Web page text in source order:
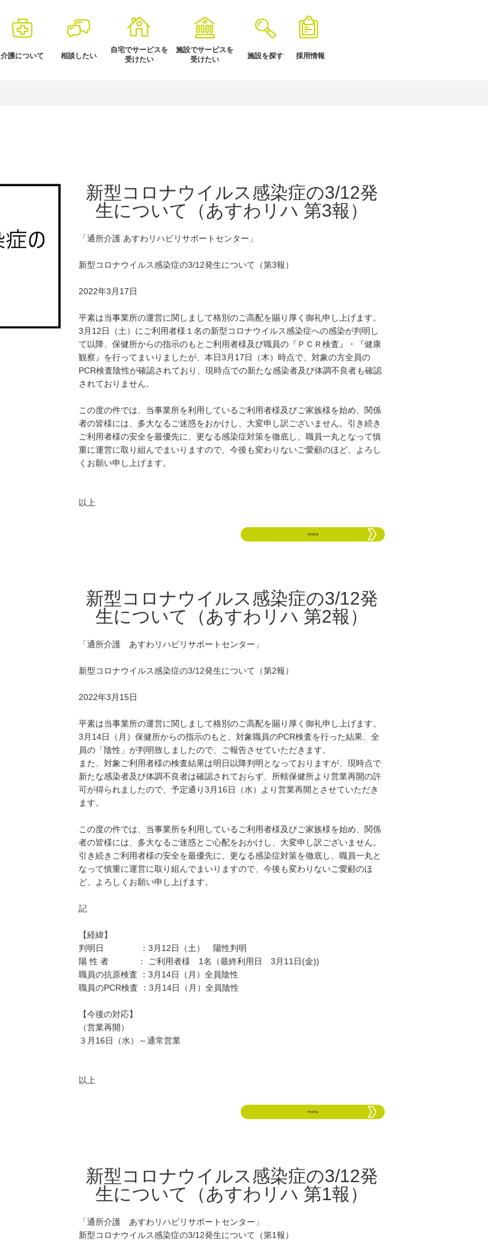
介護について 相談したい
自宅でサービスを
受けたい
施設でサービスを
受けたい
施設を探す 採用情報
新型コロナウイルス感染症の3/12発
生について（あすわリハ 第3報）
「通所介護 あすわリハビリサポートセンター」
新型コロナウイルス感染症の3/12発生について（第3報）
2022年3月17日
平素は当事業所の運営に関しまして格別のご高配を賜り厚く御礼申し上げます。
3月12日（土）にご利用者様１名の新型コロナウイルス感染症への感染が判明し
て以降、保健所からの指示のもとご利用者様及び職員の『ＰＣＲ検査』・『健康
観察』を行ってまいりましたが、本日3月17日（木）時点で、対象の方全員の
PCR検査陰性が確認されており、現時点での新たな感染者及び体調不良者も確認
されておりません。
この度の件では、当事業所を利用しているご利用者様及びご家族様を始め、関係
者の皆様には、多大なるご迷惑をおかけし、大変申し訳ございません。引き続き
ご利用者様の安全を最優先に、更なる感染症対策を徹底し、職員一丸となって慎
重に運営に取り組んでまいりますので、今後も変わりないご愛顧のほど、よろし
くお願い申し上げます。
以上
more
新型コロナウイルス感染症の3/12発
生について（あすわリハ 第2報）
「通所介護 あすわリハビリサポートセンター」
新型コロナウイルス感染症の3/12発生について（第2報）
2022年3月15日
平素は当事業所の運営に関しまして格別のご高配を賜り厚く御礼申し上げます。
3月14日（月）保健所からの指示のもと、対象職員のPCR検査を行った結果、全
員の 「陰性」が判明致しましたので、ご報告させていただきます。
また、対象ご利用者様の検査結果は明日以降判明となっておりますが、現時点で
新たな感染者及び体調不良者は確認されておらず、所轄保健所より営業再開の許
可が得られましたので、予定通り3月16日（水）より営業再開とさせていただき
ます。
この度の件では、当事業所を利用しているご利用者様及びご家族様を始め、関係
者の皆様には、多大なるご迷惑とご心配をおかけし、大変申し訳ございません。
引き続きご利用者様の安全を最優先に、更なる感染症対策を徹底し、職員一丸と
なって慎重に運営に取り組んでまいりますので、今後も変わりないご愛顧のほ
ど、よろしくお願い申し上げます。
記
【経緯】
判明日 ：3月12日（土） 陽性判明
陽 性 者 ： ご利用者様 1名（最終利用日 3月11日(金))
職員の抗原検査 ：3月14日（月）全員陰性
職員のPCR検査 ：3月14日（月）全員陰性
【今後の対応】
（営業再開）
３月16日（水）～通常営業
以上
more
新型コロナウイルス感染症の3/12発
生について（あすわリハ 第1報）
「通所介護 あすわリハビリサポートセンター」
新型コロナウイルス感染症の3/12発生について（第1報）